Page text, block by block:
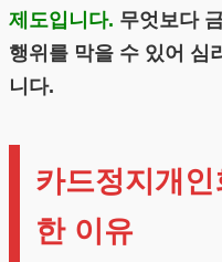
제도입니다. 무엇보다
행위를 막을 수 있어 심
니다.
카드정지개
한 이유